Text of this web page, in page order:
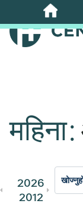
सामग्रीमा
जानुहोस्
महिना:
2026
2012